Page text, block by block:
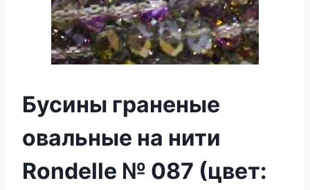
Бусины граненые
овальные на нити
Rondelle № 087 (цвет: